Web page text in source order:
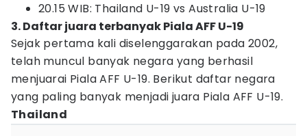
20.15 WIB: Thailand U-19 vs Australia U-19
3. Daftar juara terbanyak Piala AFF U-19
Sejak pertama kali diselenggarakan pada 2002,
telah muncul banyak negara yang berhasil
menjuarai Piala AFF U-19. Berikut daftar negara
yang paling banyak menjadi juara Piala AFF U-19.
Thailand